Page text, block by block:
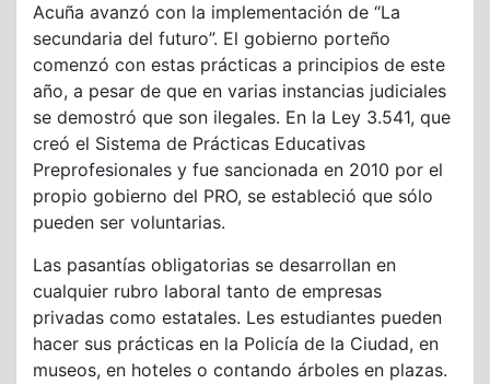
Acuña avanzó con la implementación de “La
secundaria del futuro”. El gobierno porteño
comenzó con estas prácticas a principios de este
año, a pesar de que en varias instancias judiciales
se demostró que son ilegales. En la Ley 3.541, que
creó el Sistema de Prácticas Educativas
Preprofesionales y fue sancionada en 2010 por el
propio gobierno del PRO, se estableció que sólo
pueden ser voluntarias.
Las pasantías obligatorias se desarrollan en
cualquier rubro laboral tanto de empresas
privadas como estatales. Les estudiantes pueden
hacer sus prácticas en la Policía de la Ciudad, en
museos, en hoteles o contando árboles en plazas.